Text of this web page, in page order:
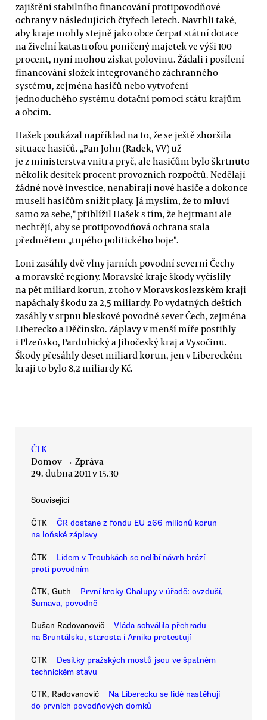
zajištění stabilního financování protipovodňové
ochrany v následujících čtyřech letech. Navrhli také,
aby kraje mohly stejně jako obce čerpat státní dotace
na živelní katastrofou poničený majetek ve výši 100
procent, nyní mohou získat polovinu. Žádali i posílení
financování složek integrovaného záchranného
systému, zejména hasičů nebo vytvoření
jednoduchého systému dotační pomoci státu krajům
a obcím.
Hašek poukázal například na to, že se ještě zhoršila
situace hasičů. „Pan John (Radek, VV) už
je z ministerstva vnitra pryč, ale hasičům bylo škrtnuto
několik desítek procent provozních rozpočtů. Nedělají
žádné nové investice, nenabírají nové hasiče a dokonce
museli hasičům snížit platy. Já myslím, že to mluví
samo za sebe," přiblížil Hašek s tím, že hejtmani ale
nechtějí, aby se protipovodňová ochrana stala
předmětem „tupého politického boje".
Loni zasáhly dvě vlny jarních povodní severní Čechy
a moravské regiony. Moravské kraje škody vyčíslily
na pět miliard korun, z toho v Moravskoslezském kraji
napáchaly škodu za 2,5 miliardy. Po vydatných deštích
zasáhly v srpnu bleskové povodně sever Čech, zejména
Liberecko a Děčínsko. Záplavy v menší míře postihly
i Plzeňsko, Pardubický a Jihočeský kraj a Vysočinu.
Škody přesáhly deset miliard korun, jen v Libereckém
kraji to bylo 8,2 miliardy Kč.
ČTK
Domov → Zpráva
29. dubna 2011 v 15.30
Související
ČTK
ČR dostane z fondu EU 266 milionů korun
na loňské záplavy
ČTK
Lidem v Troubkách se nelíbí návrh hrází
proti povodním
ČTK, Guth
První kroky Chalupy v úřadě: ovzduší,
Šumava, povodně
Dušan Radovanovič
Vláda schválila přehradu
na Bruntálsku, starosta i Arnika protestují
ČTK
Desítky pražských mostů jsou ve špatném
technickém stavu
ČTK, Radovanovič
Na Liberecku se lidé nastěhují
do prvních povodňových domků